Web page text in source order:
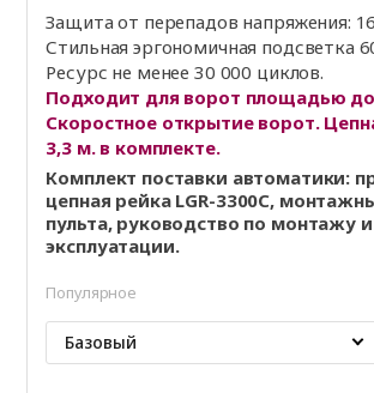
Защита от перепадов напряжения:
Стильная эргономичная подсветка
Ресурс не менее 30 000 циклов.
Подходит для ворот площадью до
Скоростное открытие ворот.
3,3 м. в комплекте.
Комплект поставки автоматики:
цепная рейка LGR-3300C,
пульта, руководство по монтажу и
эксплуатации.
Популярное
Базовый